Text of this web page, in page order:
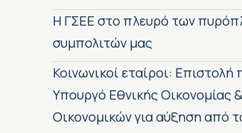
H ΓΣΕΕ στο πλευρό των
συμπολιτών μας
Κοινωνικοί εταίροι: Επιστολή
Υπουργό Εθνικής Οικονομίας &
Οικονομικών για αύξηση από